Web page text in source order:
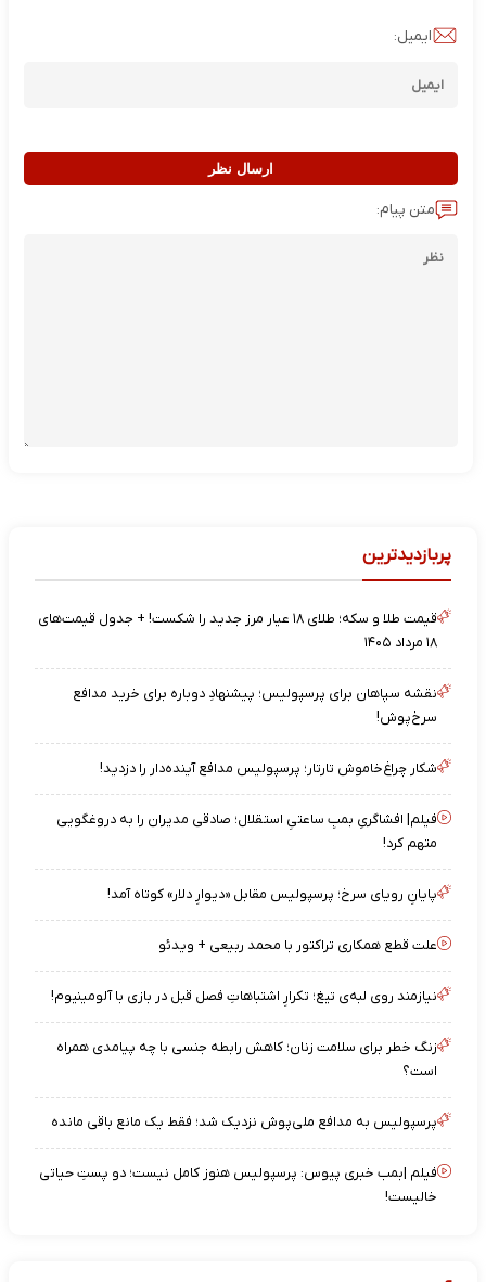
ایمیل:
ارسال نظر
متن پیام:
پربازدیدترین
قیمت طلا و سکه؛ طلای ۱۸ عیار مرز جدید را شکست! + جدول قیمت‌های
۱۸ مرداد ۱۴۰۵
نقشه‌ سپاهان برای پرسپولیس؛ پیشنهادِ دوباره برای خرید مدافع
سرخ‌پوش!
شکار چراغ‌خاموش تارتار؛ پرسپولیس مدافع آینده‌دار را دزدید!
فیلم| افشاگریِ بمبِ ساعتیِ استقلال؛ صادقی مدیران را به دروغگویی
متهم کرد!
پایانِ رویای سرخ؛ پرسپولیس مقابل «دیوارِ دلار» کوتاه آمد!
علت قطع همکاری تراکتور با محمد ربیعی + ویدئو
نیازمند روی لبه‌ی تیغ؛ تکرارِ اشتباهاتِ فصل قبل در بازی با آلومینیوم!
زنگ خطر برای سلامت زنان؛ کاهش رابطه جنسی با چه پیامدی همراه
است؟
پرسپولیس به مدافع ملی‌پوش نزدیک شد؛ فقط یک مانع باقی مانده
فیلم |بمب خبری پیوس: پرسپولیس هنوز کامل نیست؛ دو پستِ حیاتی
خالیست!